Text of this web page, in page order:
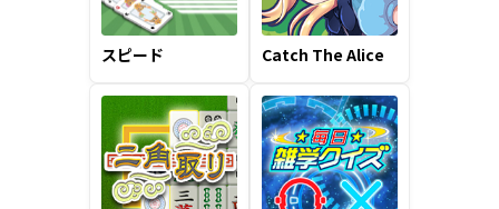
スピード Catch The Alice